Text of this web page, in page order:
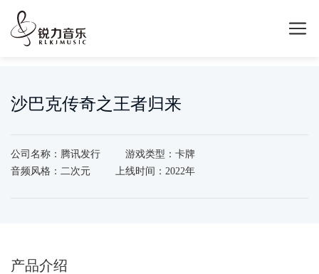
沙巴克传奇之王者归来
公司名称：腾讯发行
游戏类型：卡牌
音频风格：二次元
上线时间：2022年
产品介绍